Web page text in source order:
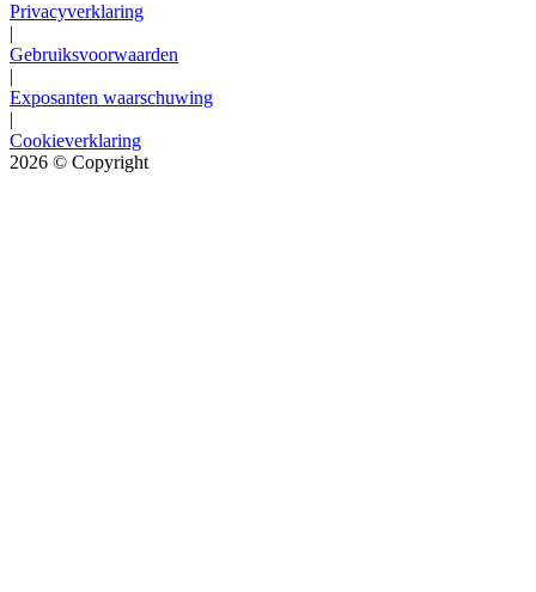
Privacyverklaring
|
Gebruiksvoorwaarden
|
Exposanten waarschuwing
|
Cookieverklaring
2026 © Copyright